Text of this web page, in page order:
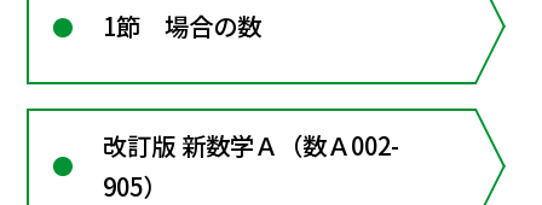
1節 場合の数
改訂版 新数学Ａ（数Ａ002-
905）